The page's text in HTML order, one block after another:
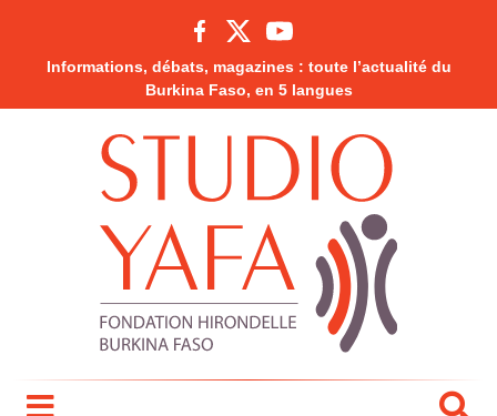
Informations, débats, magazines : toute l’actualité du
Burkina Faso, en 5 langues